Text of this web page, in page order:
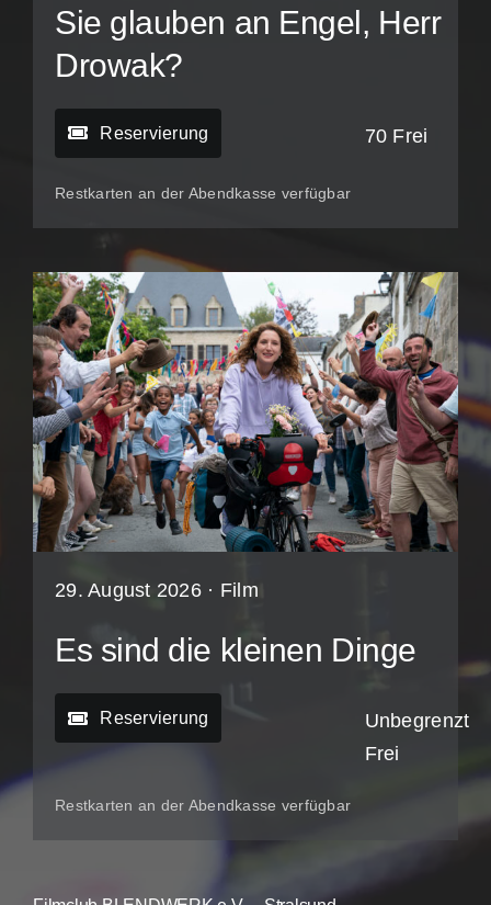
Sie glauben an Engel, Herr
Drowak?
Reservierung 70 Frei
Restkarten an der Abendkasse verfügbar
29. August 2026 · Film
Es sind die kleinen Dinge
Reservierung
Unbegrenzt
Frei
Restkarten an der Abendkasse verfügbar